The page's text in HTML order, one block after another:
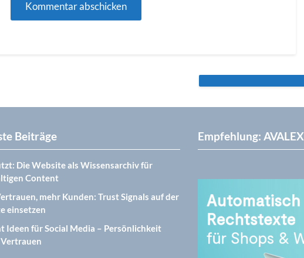
Beiträge
Die Website als Wissensarchiv für
Content
mehr Kunden: Trust Signals auf der
einsetzen
Ideen für Social Media – Persönlichkeit
Empfehlung: AVALEX